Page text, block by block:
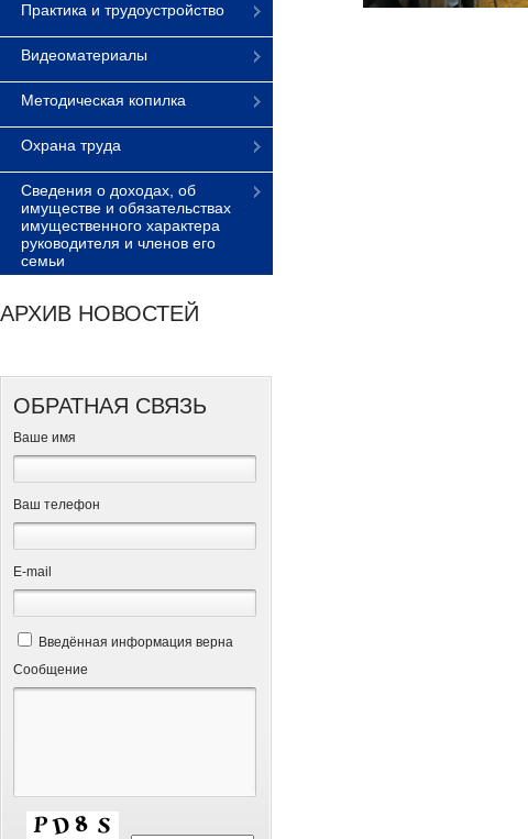
Практика и трудоустройство
Видеоматериалы
Методическая копилка
Охрана труда
Сведения о доходах, об
имуществе и обязательствах
имущественного характера
руководителя и членов его
семьи
АРХИВ НОВОСТЕЙ
ОБРАТНАЯ СВЯЗЬ
Ваше имя
Ваш телефон
Е-mail
Введённая информация верна
Сообщение